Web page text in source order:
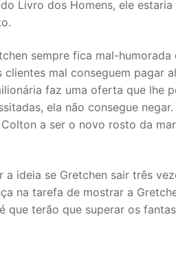
Livro dos Homens, ele estaria
sempre fica mal-humorada
mal conseguem pagar
faz uma oferta que lhe
ela não consegue negar.
a ser o novo rosto da
ideia se Gretchen sair três
na tarefa de mostrar a
que terão que superar os